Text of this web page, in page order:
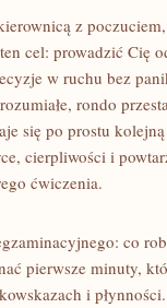
z
cel: prowadzić Cię
w ruchu bez
rondo
się po prostu
cierpliwości i
ćwiczenia.
co
pierwsze minuty,
i